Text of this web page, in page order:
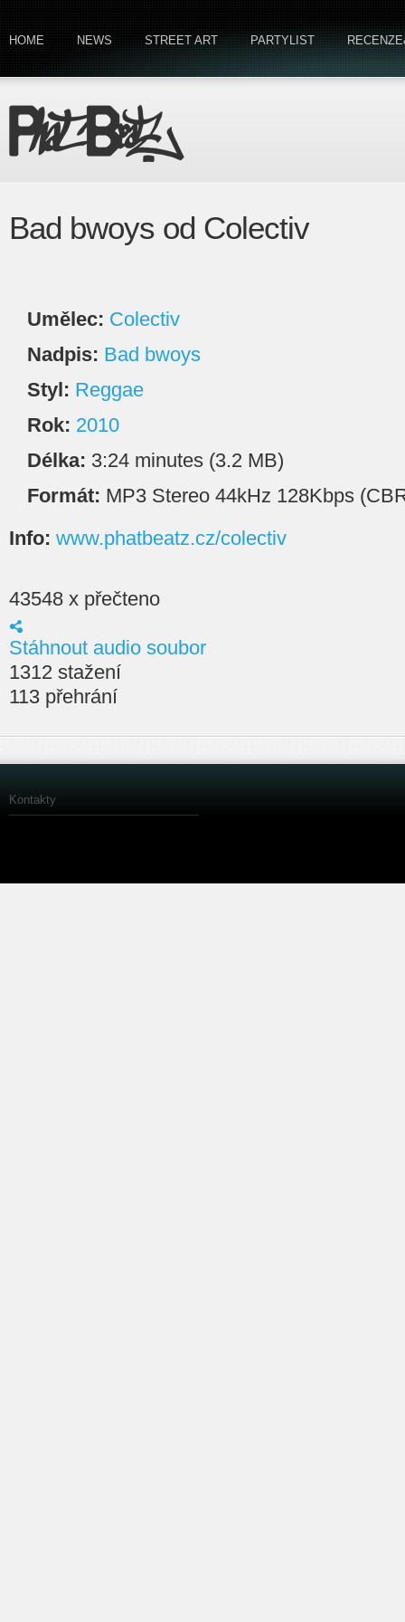
HOME NEWS STREET ART PARTYLIST
Bad bwoys od Colectiv
Umělec: Colectiv
Nadpis: Bad bwoys
Styl: Reggae
Rok: 2010
Délka: 3:24 minutes (3.2 MB)
Formát: MP3 Stereo 44kHz 128Kbps
Info: www.phatbeatz.cz/colectiv
43548 x přečteno
Stáhnout audio soubor
1312 stažení
113 přehrání
Kontakty